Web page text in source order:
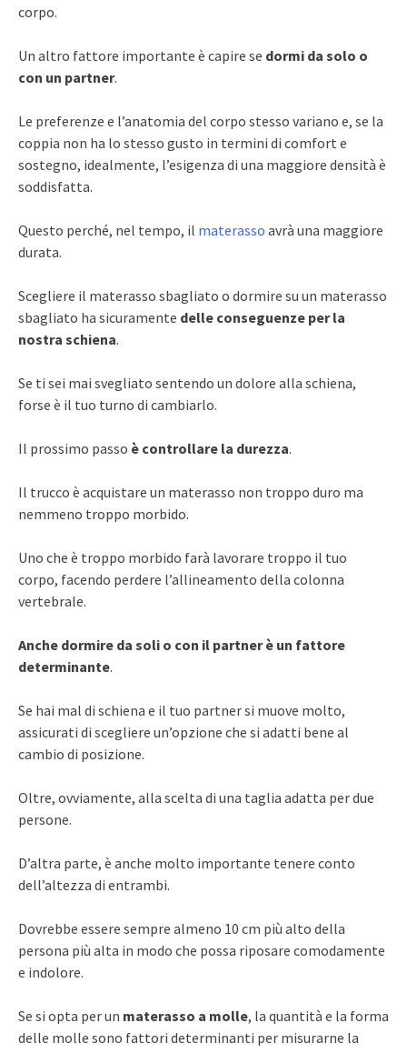
corpo.
Un altro fattore importante è capire se dormi da solo o
con un partner.
Le preferenze e l’anatomia del corpo stesso variano e, se la
coppia non ha lo stesso gusto in termini di comfort e
sostegno, idealmente, l’esigenza di una maggiore densità è
soddisfatta.
Questo perché, nel tempo, il materasso avrà una maggiore
durata.
Scegliere il materasso sbagliato o dormire su un materasso
sbagliato ha sicuramente delle conseguenze per la
nostra schiena.
Se ti sei mai svegliato sentendo un dolore alla schiena,
forse è il tuo turno di cambiarlo.
Il prossimo passo è controllare la durezza.
Il trucco è acquistare un materasso non troppo duro ma
nemmeno troppo morbido.
Uno che è troppo morbido farà lavorare troppo il tuo
corpo, facendo perdere l’allineamento della colonna
vertebrale.
Anche dormire da soli o con il partner è un fattore
determinante.
Se hai mal di schiena e il tuo partner si muove molto,
assicurati di scegliere un’opzione che si adatti bene al
cambio di posizione.
Oltre, ovviamente, alla scelta di una taglia adatta per due
persone.
D’altra parte, è anche molto importante tenere conto
dell’altezza di entrambi.
Dovrebbe essere sempre almeno 10 cm più alto della
persona più alta in modo che possa riposare comodamente
e indolore.
Se si opta per un materasso a molle, la quantità e la forma
delle molle sono fattori determinanti per misurarne la